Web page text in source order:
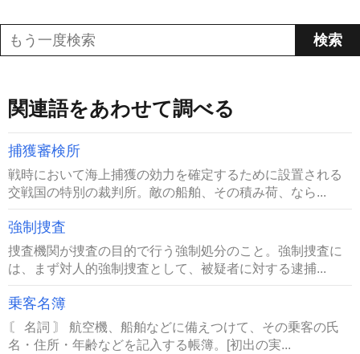
関連語をあわせて調べる
捕獲審検所
戦時において海上捕獲の効力を確定するために設置される
交戦国の特別の裁判所。敵の船舶、その積み荷、なら...
強制捜査
捜査機関が捜査の目的で行う強制処分のこと。強制捜査に
は、まず対人的強制捜査として、被疑者に対する逮捕...
乗客名簿
〘 名詞 〙 航空機、船舶などに備えつけて、その乗客の氏
名・住所・年齢などを記入する帳簿。[初出の実...